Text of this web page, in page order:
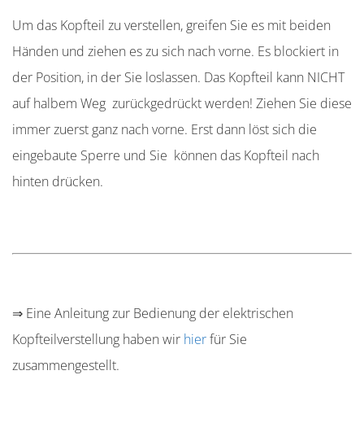
Um das Kopfteil zu verstellen, greifen Sie es mit beiden
Händen und ziehen es zu sich nach vorne. Es blockiert in
der Position, in der Sie loslassen. Das Kopfteil kann NICHT
auf halbem Weg zurückgedrückt werden! Ziehen Sie diese
immer zuerst ganz nach vorne. Erst dann löst sich die
eingebaute Sperre und Sie können das Kopfteil nach
hinten drücken.
⇒ Eine Anleitung zur Bedienung der elektrischen
Kopfteilverstellung haben wir hierfür Sie
zusammengestellt.